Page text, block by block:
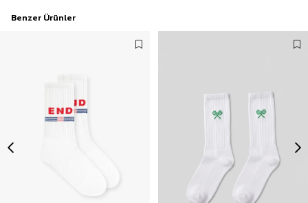
Benzer Ürünler